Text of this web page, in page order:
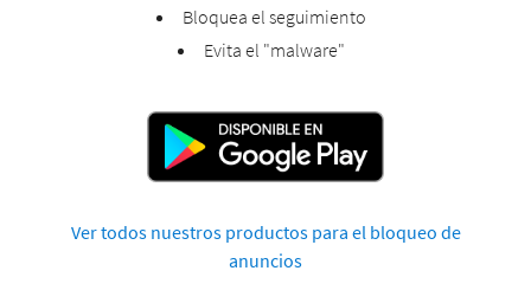
Bloquea el seguimiento
Evita el "malware"
Ver todos nuestros productos para el bloqueo de
anuncios